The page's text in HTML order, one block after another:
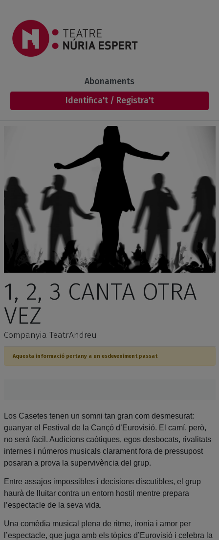
Abonaments(current)
Identifica't / Registra't
1, 2, 3 CANTA OTRA
VEZ
Companyia TeatrAndreu
Aquesta informació pertany a un esdeveniment passat
Los Casetes tenen un somni tan gran com desmesurat:
guanyar el Festival de la Cançó d’Eurovisió. El camí, però,
no serà fàcil. Audicions caòtiques, egos desbocats, rivalitats
internes i números musicals clarament fora de pressupost
posaran a prova la supervivència del grup.
Entre assajos impossibles i decisions discutibles, el grup
haurà de lluitar contra un entorn hostil mentre prepara
l’espectacle de la seva vida.
Una comèdia musical plena de ritme, ironia i amor per
l’espectacle, que juga amb els tòpics d’Eurovisió i celebra la